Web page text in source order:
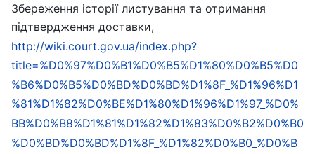
Збереження історії листування та отримання
підтвердження доставки,
http://wiki.court.gov.ua/index.php?
title=%D0%97%D0%B1%D0%B5%D1%80%D0%B5%D0
%B6%D0%B5%D0%BD%D0%BD%D1%8F_%D1%96%D1
%81%D1%82%D0%BE%D1%80%D1%96%D1%97_%D0%
BB%D0%B8%D1%81%D1%82%D1%83%D0%B2%D0%B0
%D0%BD%D0%BD%D1%8F_%D1%82%D0%B0_%D0%B